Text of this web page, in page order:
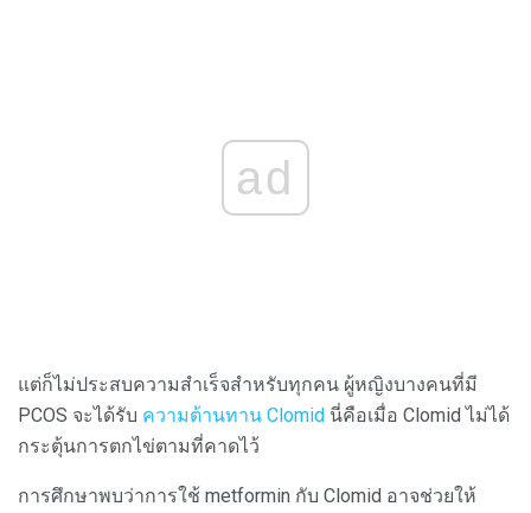
ad
แต่ก็ไม่ประสบความสำเร็จสำหรับทุกคน ผู้หญิงบางคนที่มี
PCOS จะได้รับ ความต้านทาน Clomid นี่คือเมื่อ Clomid ไม่ได้
กระตุ้นการตกไข่ตามที่คาดไว้
การศึกษาพบว่าการใช้ metformin กับ Clomid อาจช่วยให้